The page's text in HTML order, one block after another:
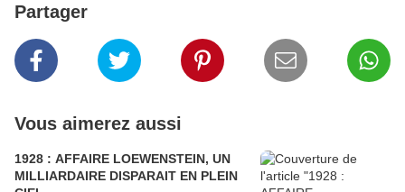
Partager
Vous aimerez aussi
1928 : AFFAIRE LOEWENSTEIN, UN
MILLIARDAIRE DISPARAIT EN PLEIN